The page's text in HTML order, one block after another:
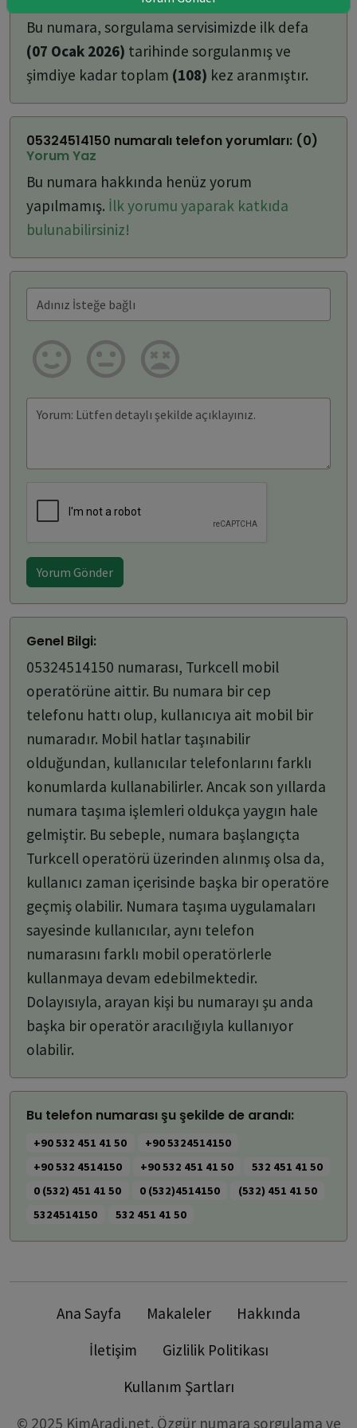
Bu numara, sorgulama servisimizde ilk defa
(07 Ocak 2026) tarihinde sorgulanmış ve
şimdiye kadar toplam (108) kez aranmıştır.
05324514150 numaralı telefon yorumları: (0)
Yorum Yaz
Bu numara hakkında henüz yorum
yapılmamış. İlk yorumu yaparak katkıda
bulunabilirsiniz!
Yorum Gönder
Genel Bilgi:
05324514150 numarası, Turkcell mobil
operatörüne aittir. Bu numara bir cep
telefonu hattı olup, kullanıcıya ait mobil bir
numaradır. Mobil hatlar taşınabilir
olduğundan, kullanıcılar telefonlarını farklı
konumlarda kullanabilirler. Ancak son yıllarda
numara taşıma işlemleri oldukça yaygın hale
gelmiştir. Bu sebeple, numara başlangıçta
Turkcell operatörü üzerinden alınmış olsa da,
kullanıcı zaman içerisinde başka bir operatöre
geçmiş olabilir. Numara taşıma uygulamaları
sayesinde kullanıcılar, aynı telefon
numarasını farklı mobil operatörlerle
kullanmaya devam edebilmektedir.
Dolayısıyla, arayan kişi bu numarayı şu anda
başka bir operatör aracılığıyla kullanıyor
olabilir.
Bu telefon numarası şu şekilde de arandı:
+90 532 451 41 50
+90 5324514150
+90 532 4514150
+90 532 451 41 50
532 451 41 50
0 (532) 451 41 50
0 (532)4514150
(532) 451 41 50
5324514150
532 451 41 50
Ana Sayfa Makaleler
Hakkında
İletişim
Gizlilik Politikası
Kullanım Şartları
© 2025 KimAradi.net. Özgür numara sorgulama ve